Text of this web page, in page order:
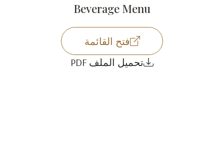
Beverage Menu
فتح القائمة
تحميل الملف PDF